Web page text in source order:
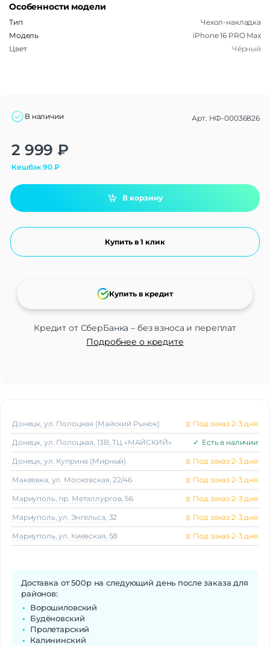
Особенности модели
Тип
Чехол-накладка
Модель
iPhone 16 PRO Max
Цвет
Чёрный
В наличии Арт. НФ-00036826
2 999 ₽
Кешбэк90₽
В корзину
Купить в 1 клик
Кредит от СберБанка – без взноса и переплат
Подробнее о кредите
Купить в кредит
Alternative:
Донецк, ул. Полоцкая (Майский Рынок) ⧖ Под заказ 2-3 дня
Донецк, ул. Полоцкая, 13В, ТЦ «МАЙСКИЙ» ✓ Есть в наличии
Донецк, ул. Куприна (Мирный) ⧖ Под заказ 2-3 дня
Макеeвка, ул. Московская, 22/46 ⧖ Под заказ 2-3 дня
Мариуполь, пр. Металлургов, 56 ⧖ Под заказ 2-3 дня
Мариуполь, ул. Энгельса, 32 ⧖ Под заказ 2-3 дня
Мариуполь, ул. Киевская, 58 ⧖ Под заказ 2-3 дня
Доставка от 500р на следующий день после заказа для
районов:
Ворошиловский
Будёновский
Пролетарский
Калининский